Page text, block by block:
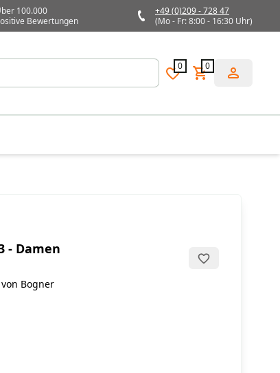
100.000
Bewertungen
+49 (0)209 - 728 47
(Mo - Fr: 8:00 - 16:30 Uhr)
0 0
- Damen
Bogner